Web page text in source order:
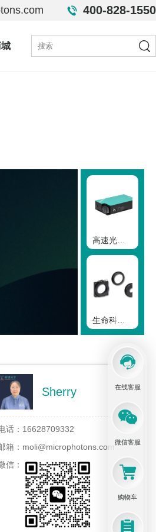
400-828-1550
在线客服
微信客服
购物车
高速光调制器
生命科学&amp;显微镜光机械
Cerna系列 宽视场和电生理学装置
Sherry
话： 16628709332
箱： moli@microphotons.com
信：